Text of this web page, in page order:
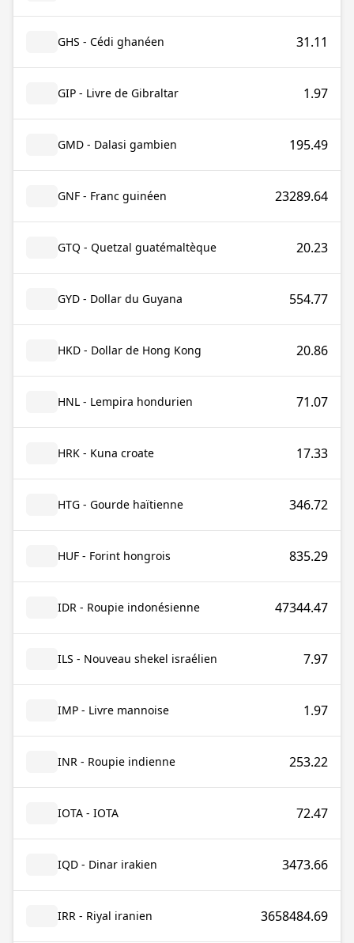
GHS - Cédi ghanéen 31.11
GIP - Livre de Gibraltar 1.97
GMD - Dalasi gambien 195.49
GNF - Franc guinéen 23289.64
GTQ - Quetzal guatémaltèque 20.23
GYD - Dollar du Guyana 554.77
HKD - Dollar de Hong Kong 20.86
HNL - Lempira hondurien 71.07
HRK - Kuna croate 17.33
HTG - Gourde haïtienne 346.72
HUF - Forint hongrois 835.29
IDR - Roupie indonésienne 47344.47
ILS - Nouveau shekel israélien 7.97
IMP - Livre mannoise 1.97
INR - Roupie indienne 253.22
IOTA - IOTA 72.47
IQD - Dinar irakien 3473.66
IRR - Riyal iranien 3658484.69